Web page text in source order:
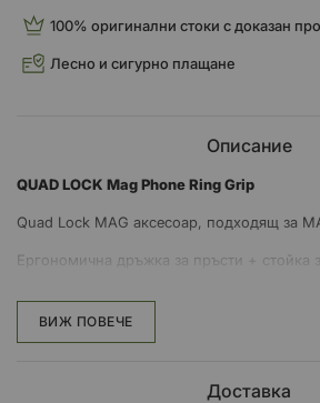
100% оригинални стоки с доказан
Лесно и сигурно плащане
Описание
QUAD LOCK Mag Phone Ring Grip
Quad Lock MAG аксесоар, подходящ за
Ергономична дръжка за пръсти + стойка
Вградена отварачка за бутилки
ВИЖ ПОВЕЧЕ
Доставка